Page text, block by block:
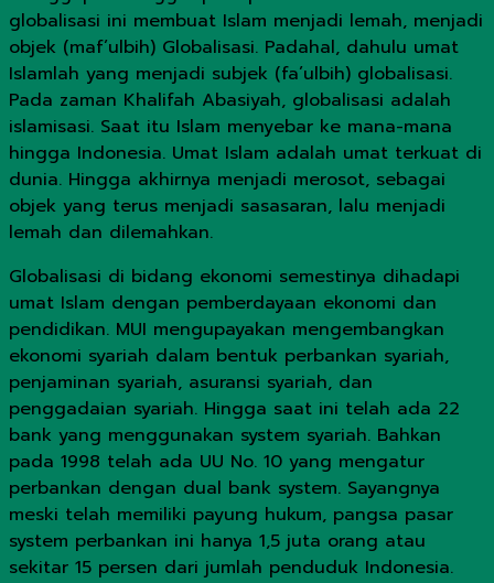
globalisasi ini membuat Islam menjadi lemah, menjadi
objek (maf’ulbih) Globalisasi. Padahal, dahulu umat
Islamlah yang menjadi subjek (fa’ulbih) globalisasi.
Pada zaman Khalifah Abasiyah, globalisasi adalah
islamisasi. Saat itu Islam menyebar ke mana-mana
hingga Indonesia. Umat Islam adalah umat terkuat di
dunia. Hingga akhirnya menjadi merosot, sebagai
objek yang terus menjadi sasasaran, lalu menjadi
lemah dan dilemahkan.
Globalisasi di bidang ekonomi semestinya dihadapi
umat Islam dengan pemberdayaan ekonomi dan
pendidikan. MUI mengupayakan mengembangkan
ekonomi syariah dalam bentuk perbankan syariah,
penjaminan syariah, asuransi syariah, dan
penggadaian syariah. Hingga saat ini telah ada 22
bank yang menggunakan system syariah. Bahkan
pada 1998 telah ada UU No. 10 yang mengatur
perbankan dengan dual bank system. Sayangnya
meski telah memiliki payung hukum, pangsa pasar
system perbankan ini hanya 1,5 juta orang atau
sekitar 15 persen dari jumlah penduduk Indonesia.